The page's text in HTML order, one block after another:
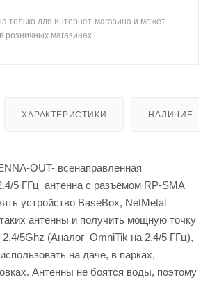
только для интернет-магазина и может
розничных магазинах
ХАРАКТЕРИСТИКИ НАЛИЧИЕ
OUT- всенаправленная
5 ГГц антенна с разъёмом RP-SMA
устройство BaseBox, NetMetal
антенны и получить мощную точку
5Ghz (Аналог OmniTik на 2.4/5 ГГц),
на даче, в парках,
Антенны не боятся воды, поэтому